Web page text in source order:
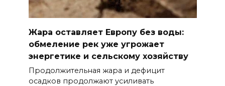
Жара оставляет Европу без воды:
обмеление рек уже угрожает
энергетике и сельскому хозяйству
Продолжительная жара и дефицит
осадков продолжают усиливать